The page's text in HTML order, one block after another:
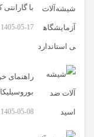
با
1405-05-17
راهنمای
بوروسیلیکات
1405-05-08